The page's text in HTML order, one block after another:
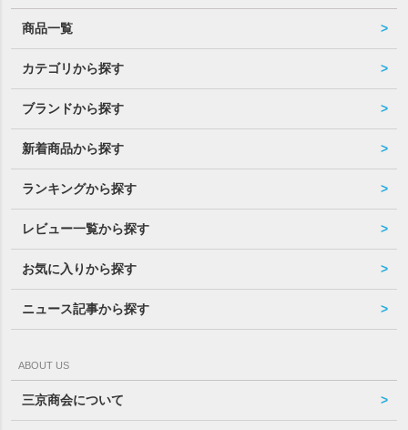
商品一覧
カテゴリから探す
ブランドから探す
新着商品から探す
ランキングから探す
レビュー一覧から探す
お気に入りから探す
ニュース記事から探す
ABOUT US
三京商会について